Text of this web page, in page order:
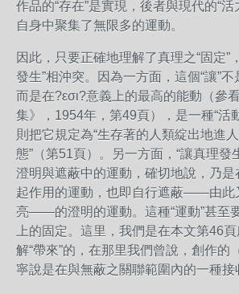
作品的“存在”是實現，後者與現代的“
自身中聚集了無限多的運動。
因此，只要正確地理解了真理之“固定”
發生”相沖突。因為一方面，這個“讓”不
而是在?εσι?意義上的最高的能動（參
集》，1954年，第49頁），是一種“活
則把它規定為“生存著的人類綻出地進
態”（第51頁）。另一方面，“讓真理發
澄明與遮蔽中的運動，確切地說，乃是
起作用的運動，也即自行遮蔽——由此
亮——的澄明的運動。這種“運動”甚至
上的固定。這里，我們是在本文第46
解“帶來”的，在那里我們曾說，創作的
寧說是在與無蔽之關聯範圍內的一種接